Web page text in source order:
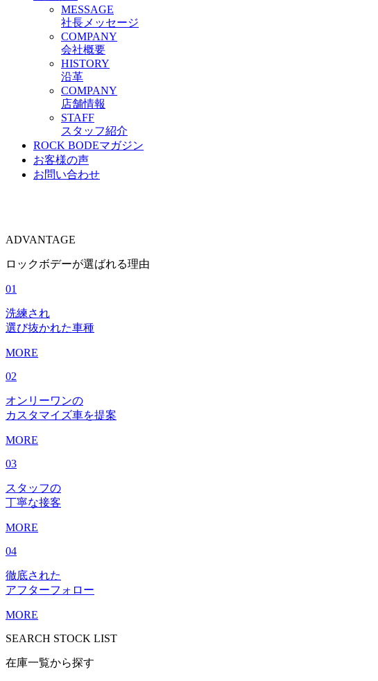
MESSAGE
社長メッセージ
COMPANY
会社概要
HISTORY
沿革
COMPANY
店舗情報
STAFF
スタッフ紹介
ROCK BODEマガジン
お客様の声
お問い合わせ
ADVANTAGE
ロックボデーが選ばれる理由
01
洗練され
選び抜かれた車種
MORE
02
オンリーワンの
カスタマイズ車を提案
MORE
03
スタッフの
丁寧な接客
MORE
04
徹底された
アフターフォロー
MORE
SEARCH STOCK LIST
在庫一覧から探す